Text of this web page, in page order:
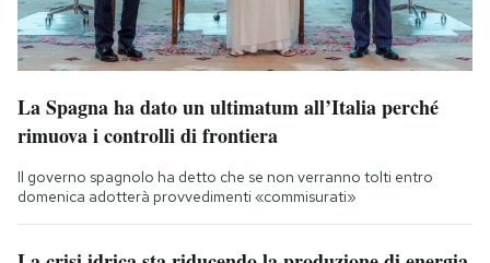
La Spagna ha dato un ultimatum all’Italia perché
rimuova i controlli di frontiera
Il governo spagnolo ha detto che se non verranno tolti entro
domenica adotterà provvedimenti «commisurati»